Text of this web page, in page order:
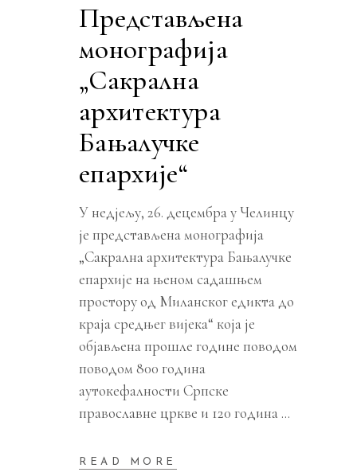
Представљена
монографија
„Сакрална
архитектура
Бањалучке
епархије“
У недјељу, 26. децембра у Челинцу
је представљена монографија
„Сакрална архитектура Бањалучке
епархије на њеном садашњем
простору од Миланског едикта до
краја средњег вијека“ која је
објављена прошле године поводом
поводом 800 година
аутокефалности Српске
православне цркве и 120 година
READ MORE